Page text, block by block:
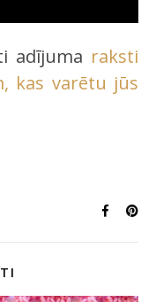
adījuma raksti
kas varētu jūs